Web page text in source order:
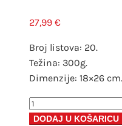
27,99 €
Broj listova: 20.
Težina: 300g.
Dimenzije: 18×26 cm.
Blok
Magnani
DODAJ U KOŠARICU